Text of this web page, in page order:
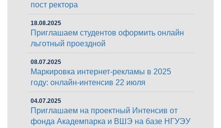
пост ректора
18.08.2025
Приглашаем студентов оформить онлайн
льготный проездной
08.07.2025
Маркировка интернет-рекламы в 2025
году: онлайн-интенсив 22 июля
04.07.2025
Приглашаем на проектный Интенсив от
фонда Академпарка и ВШЭ на базе НГУЭУ